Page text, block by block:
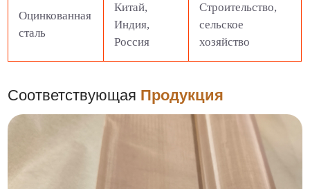
Оцинкованная
сталь
Китай,
Индия,
Россия
Строительство,
сельское
хозяйство
Соответствующая Продукция